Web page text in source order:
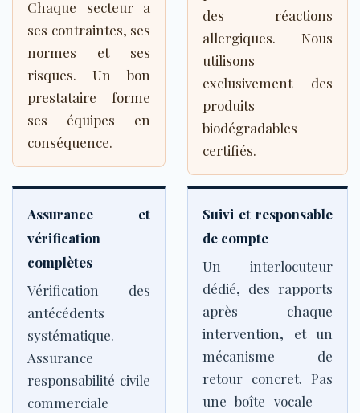
Chaque secteur a
ses contraintes, ses
normes et ses
risques. Un bon
prestataire forme
ses équipes en
conséquence.
des réactions
allergiques. Nous
utilisons
exclusivement des
produits
biodégradables
certifiés.
Assurance et
vérification
complètes
Vérification des
antécédents
systématique.
Assurance
responsabilité civile
commerciale
Suivi et responsable
de compte
Un interlocuteur
dédié, des rapports
après chaque
intervention, et un
mécanisme de
retour concret. Pas
une boîte vocale —